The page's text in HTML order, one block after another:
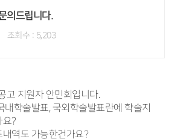
의드립니다.
조회수 : 5,203
고 지원자 안민회입니다.
내학술발표, 국외학술발표란에 학술지
요?
역도 가능한건가요?